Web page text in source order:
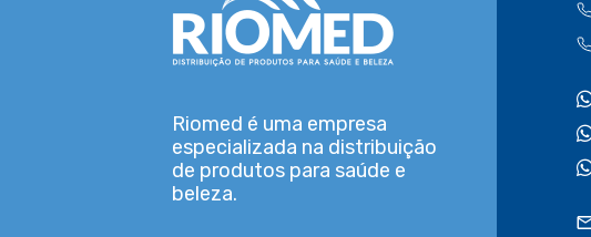
Riomed é uma empresa
especializada na distribuição
de produtos para saúde e
beleza.